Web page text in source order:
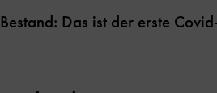
Bestand: Das ist der erste